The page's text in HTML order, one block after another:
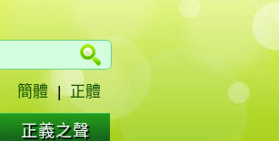
簡體 | 正體
正義之聲